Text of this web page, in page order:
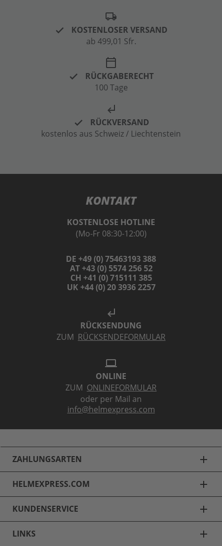
local_shipping
KOSTENLOSER VERSAND
ab 499,01 Sfr.
calendar_today
RÜCKGABERECHT
100 Tage
subdirectory_arrow_left
RÜCKVERSAND
kostenlos aus Schweiz / Liechtenstein
KONTAKT
KOSTENLOSE HOTLINE
(Mo-Fr 08:30-12:00)
DE +49 (0) 75463193 388
AT +43 (0) 5574 256 52
CH +41 (0) 715111 385
UK +44 (0) 20 3936 2257
subdirectory_arrow_left
RÜCKSENDUNG
ZUM RÜCKSENDEFORMULAR
laptop
ONLINE
ZUM ONLINEFORMULAR
oder per Mail an
info@helmexpress.com
ZAHLUNGSARTEN add
HELMEXPRESS.COM add
KUNDENSERVICE add
LINKS add